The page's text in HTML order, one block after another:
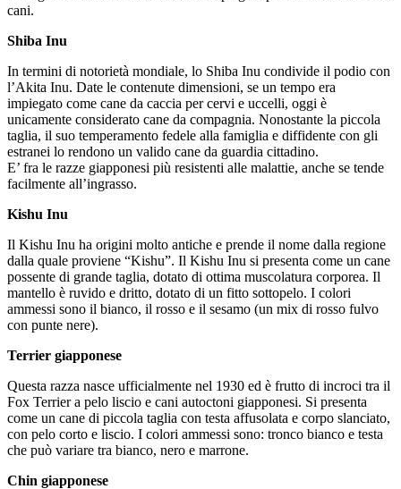
cani.
Shiba Inu
In termini di notorietà mondiale, lo Shiba Inu condivide il podio con
l’Akita Inu. Date le contenute dimensioni, se un tempo era
impiegato come cane da caccia per cervi e uccelli, oggi è
unicamente considerato cane da compagnia. Nonostante la piccola
taglia, il suo temperamento fedele alla famiglia e diffidente con gli
estranei lo rendono un valido cane da guardia cittadino.
E’ fra le razze giapponesi più resistenti alle malattie, anche se tende
facilmente all’ingrasso.
Kishu Inu
Il Kishu Inu ha origini molto antiche e prende il nome dalla regione
dalla quale proviene “Kishu”. Il Kishu Inu si presenta come un cane
possente di grande taglia, dotato di ottima muscolatura corporea. Il
mantello è ruvido e dritto, dotato di un fitto sottopelo. I colori
ammessi sono il bianco, il rosso e il sesamo (un mix di rosso fulvo
con punte nere).
Terrier giapponese
Questa razza nasce ufficialmente nel 1930 ed è frutto di incroci tra il
Fox Terrier a pelo liscio e cani autoctoni giapponesi. Si presenta
come un cane di piccola taglia con testa affusolata e corpo slanciato,
con pelo corto e liscio. I colori ammessi sono: tronco bianco e testa
che può variare tra bianco, nero e marrone.
Chin giapponese